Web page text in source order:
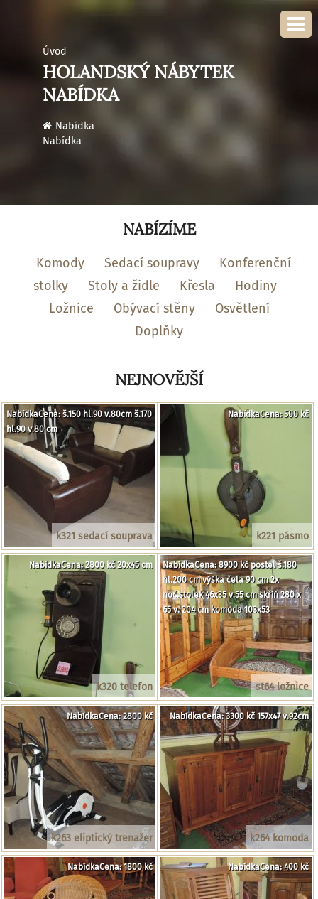
Úvod
HOLANDSKÝ NÁBYTEK
NABÍDKA
Nabídka
Nabídka
NABÍZÍME
Komody Sedací soupravy
Konferenční
stolky
Stoly a židle Křesla
Hodiny
Ložnice
Obývací stěny
Osvětlení
Doplňky
NEJNOVĚJŠÍ
k321 sedací souprava
NabídkaCena: š.150 hl.90 v.80cm š.170
hl.90 v.80 cm
k221 pásmo
NabídkaCena: 500 kč
k320 telefon
NabídkaCena: 2800 kč 20x45 cm
st64 ložnice
NabídkaCena: 8900 kč postel š.180
hl.200 cm výška čela 90 cm 2x
noč.stolek 46x35 v.55 cm skříň 280 x
65 v. 204 cm komoda 103x53
k263 eliptický trenažer
NabídkaCena: 2800 kč
k264 komoda
NabídkaCena: 3300 kč 157x47 v.92cm
NabídkaCena: 1800 kč NabídkaCena: 400 kč